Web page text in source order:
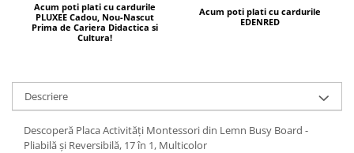
Acum poti plati cu cardurile
PLUXEE Cadou, Nou-Nascut
Prima de Cariera Didactica si
Cultura!
Acum poti plati cu cardurile
EDENRED
Descriere
Descoperă Placa Activități Montessori din Lemn Busy Board -
Pliabilă și Reversibilă, 17 în 1, Multicolor